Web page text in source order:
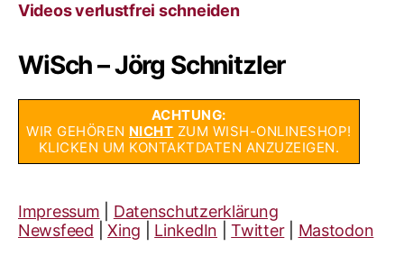
Videos verlustfrei schneiden
WiSch – Jörg Schnitzler
ACHTUNG:
WIR GEHÖREN NICHT ZUM WISH-ONLINESHOP!
KLICKEN UM KONTAKTDATEN ANZUZEIGEN.
Impressum
Datenschutzerklärung
Newsfeed |Xing LinkedIn |Twitter Mastodon